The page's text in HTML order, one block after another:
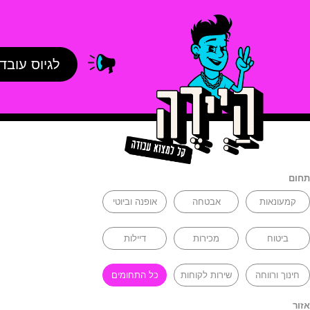
לגיוס
תחום
קמעונאות אבטחה אופנה וביוטי
ביטוח מכירות דיילות
חינוך ורווחה שירות לקוחות כל התחומים
אזור